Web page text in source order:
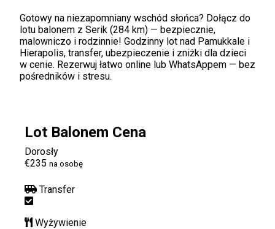
Gotowy na niezapomniany wschód słońca? Dołącz do
lotu balonem z Serik (284 km) — bezpiecznie,
malowniczo i rodzinnie! Godzinny lot nad Pamukkale i
Hierapolis, transfer, ubezpieczenie i zniżki dla dzieci
w cenie. Rezerwuj łatwo online lub WhatsAppem — bez
pośredników i stresu.
Lot Balonem Cena
Dorosły
€235 na osobę
Transfer
Wyżywienie